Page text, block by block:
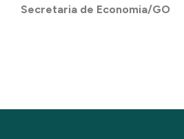
Secretaria de Economia/GO